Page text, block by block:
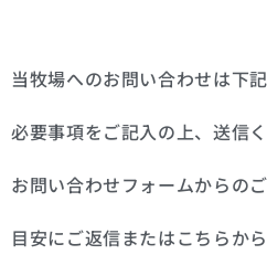
当牧場へのお問い合わせは下
必要事項をご記入の上、送信く
お問い合わせフォームからの
目安にご返信またはこちらか